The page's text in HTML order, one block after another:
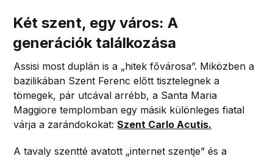
Két szent, egy város: A
generációk találkozása
Assisi most duplán is a „hitek fővárosa”. Miközben a
bazilikában Szent Ferenc előtt tisztelegnek a
tömegek, pár utcával arrébb, a Santa Maria
Maggiore templomban egy másik különleges fiatal
várja a zarándokokat:Szent Carlo Acutis.
A tavaly szentté avatott „internet szentje” és a